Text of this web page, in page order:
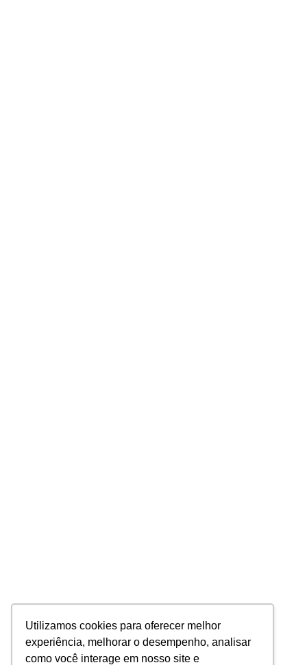
Utilizamos cookies para oferecer melhor
experiência, melhorar o desempenho, analisar
como você interage em nosso site e